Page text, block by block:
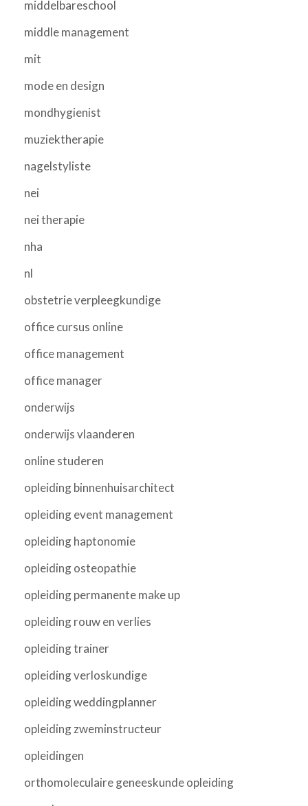
middelbareschool
middle management
mit
mode en design
mondhygienist
muziektherapie
nagelstyliste
nei
nei therapie
nha
nl
obstetrie verpleegkundige
office cursus online
office management
office manager
onderwijs
onderwijs vlaanderen
online studeren
opleiding binnenhuisarchitect
opleiding event management
opleiding haptonomie
opleiding osteopathie
opleiding permanente make up
opleiding rouw en verlies
opleiding trainer
opleiding verloskundige
opleiding weddingplanner
opleiding zweminstructeur
opleidingen
orthomoleculaire geneeskunde opleiding